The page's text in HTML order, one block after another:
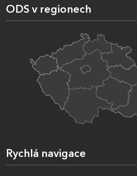
ODS v regionech
Rychlá navigace